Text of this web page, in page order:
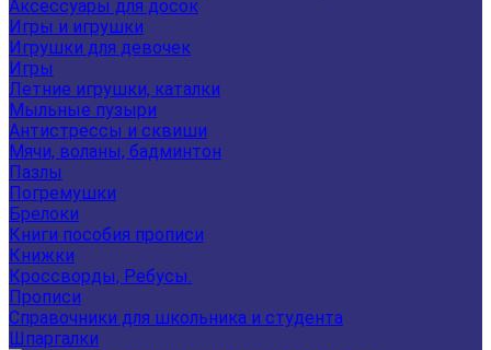
Аксессуары для досок
Игры и игрушки
Игрушки для девочек
Игры
Летние игрушки, каталки
Мыльные пузыри
Антистрессы и сквиши
Мячи, воланы, бадминтон
Пазлы
Погремушки
Брелоки
Книги пособия прописи
Книжки
Кроссворды, Ребусы.
Прописи
Справочники для школьника и студента
Шпаргалки